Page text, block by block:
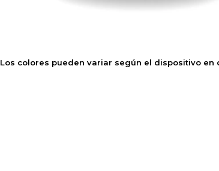
Los colores pueden variar según el dispositivo en